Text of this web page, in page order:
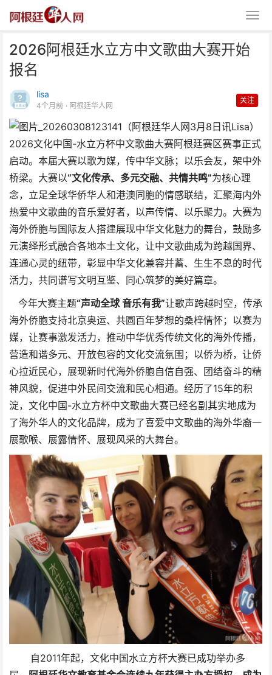
2026阿根廷水立方中文歌曲大赛开始
报名
lisa
4个月前 · 阿根廷华人网
关注
（阿根廷华人网3月8日讯Lisa）
2026文化中国-水立方杯中文歌曲大赛阿根廷赛区赛事正式
启动。本届大赛以歌为媒，传中华文脉；以乐会友，架中外
桥梁。大赛以“文化传承、多元交融、共情共鸣”为核心理
念，立足全球华侨华人和港澳同胞的情感联结，汇聚海内外
热爱中文歌曲的音乐爱好者，以声传情、以乐聚力。大赛为
海外侨胞与国际友人搭建展现中华文化魅力的舞台，鼓励多
元演绎形式融合各地本土文化，让中文歌曲成为跨越国界、
连通心灵的纽带，彰显中华文化兼容并蓄、生生不息的时代
活力，共同谱写文明互鉴、同心筑梦的美好篇章。
今年大赛主题“声动全球 音乐有我”让歌声跨越时空，传承
海外侨胞支持北京奥运、共圆百年梦想的桑梓情怀；以赛为
媒，让赛事激发活力，推动中华优秀传统文化的海外传播，
营造和谐多元、开放包容的文化交流氛围；以侨为桥，让侨
心拉近民心，展现新时代海外侨胞自信自强、团结奋斗的精
神风貌，促进中外民间交流和民心相通。经历了15年的积
淀，文化中国-水立方杯中文歌曲大赛已经名副其实地成为
了海外华人的文化品牌，成为了喜爱中文歌曲的海外华裔一
展歌喉、展露情怀、展现风采的大舞台。
自2011年起，文化中国水立方杯大赛已成功举办多
2026阿根廷水立方中文歌曲大赛
开始报名